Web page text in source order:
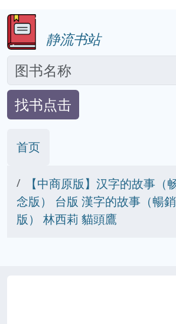
静流书站
找书点击
首页
【中商原版】汉字的故事（
念版） 台版 漢字的故事（暢
版） 林西莉 貓頭鷹